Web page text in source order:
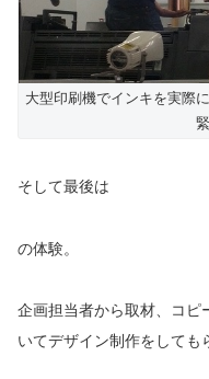
大型印刷機でインキを実際
そして最後は
の体験。
企画担当者から取材、コピ
いてデザイン制作をしても